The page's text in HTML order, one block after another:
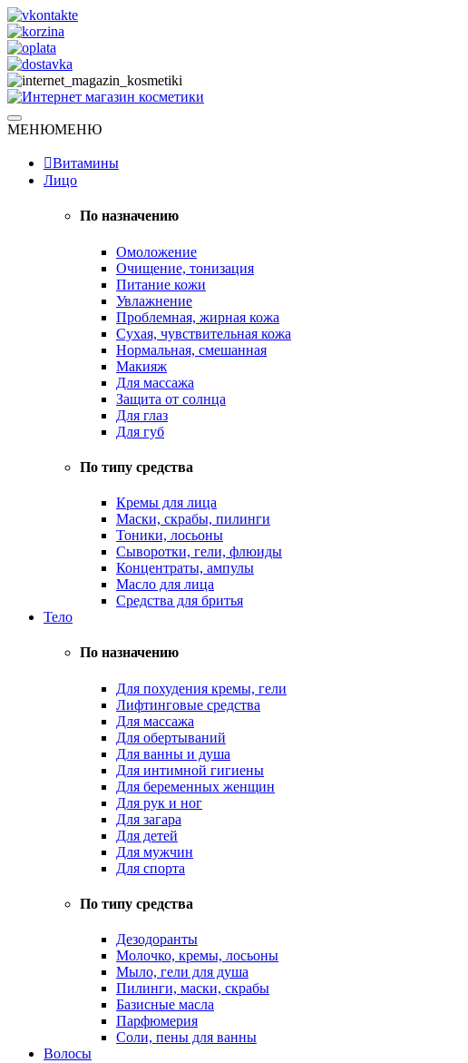
Skip
to
content
Интернет магазин косметики
Натуральная косметика
МЕНЮМЕНЮ
Витамины
Лицо
По назначению
Омоложение
Очищение, тонизация
Питание кожи
Увлажнение
Проблемная, жирная кожа
Сухая, чувствительная кожа
Нормальная, смешанная
Макияж
Для массажа
Защита от солнца
Для глаз
Для губ
По типу средства
Кремы для лица
Маски, скрабы, пилинги
Тоники, лосьоны
Сыворотки, гели, флюиды
Концентраты, ампулы
Масло для лица
Средства для бритья
Тело
По назначению
Для похудения кремы, гели
Лифтинговые средства
Для массажа
Для обертываний
Для ванны и душа
Для интимной гигиены
Для беременных женщин
Для рук и ног
Для загара
Для детей
Для мужчин
Для спорта
По типу средства
Дезодоранты
Молочко, кремы, лосьоны
Мыло, гели для душа
Пилинги, маски, скрабы
Базисные масла
Парфюмерия
Соли, пены для ванны
Волосы